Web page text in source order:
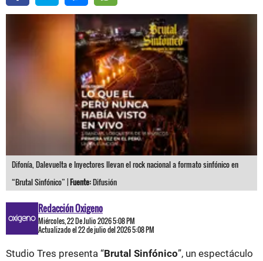
Difonía, Dalevuelta e Inyectores llevan el rock nacional a formato sinfónico en
“Brutal Sinfónico” |Fuente:Difusión
Redacción Oxigeno
Miércoles, 22 De Julio 2026 5:08 PM
Actualizado el 22 de julio del 2026 5:08 PM
Studio Tres presenta “Brutal Sinfónico”, un espectáculo